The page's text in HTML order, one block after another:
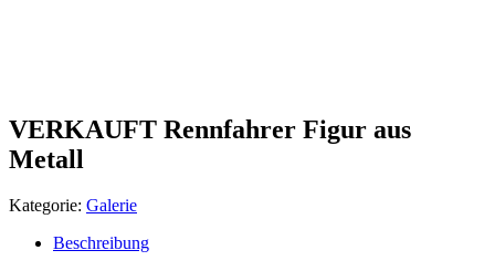
VERKAUFT Rennfahrer Figur aus
Metall
Kategorie: Galerie
Beschreibung